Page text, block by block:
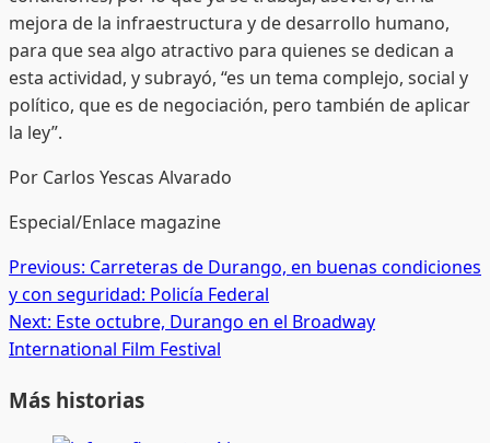
mejora de la infraestructura y de desarrollo humano,
para que sea algo atractivo para quienes se dedican a
esta actividad, y subrayó, “es un tema complejo, social y
político, que es de negociación, pero también de aplicar
la ley”.
Por Carlos Yescas Alvarado
Especial/Enlace magazine
Post
navigation
Previous: Carreteras de Durango, en buenas condiciones
y con seguridad: Policía Federal
Next: Este octubre, Durango en el Broadway
International Film Festival
Más historias